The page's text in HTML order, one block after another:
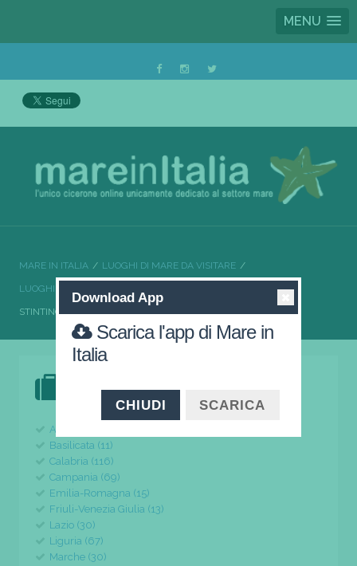
MENU
MARE IN ITALIA LUOGHI DI MARE DA VISITARE
LUOGHI DI MARE DA VISITARE SARDEGNA
STINTINO QUANDO L’OSPITALITÀ È DI CASA
Abruzzo (24)
Basilicata (11)
Calabria (116)
Campania (69)
Emilia-Romagna (15)
Friuli-Venezia Giulia (13)
Lazio (30)
Liguria (67)
Marche (30)
Download App
Scarica l'app di Mare in
Italia
CHIUDI SCARICA